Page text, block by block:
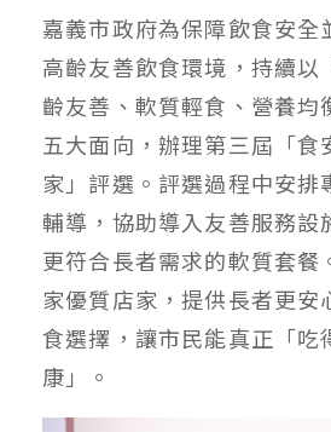
嘉義市政府為保障飲食安全
高齡友善飲食環境，持續以
齡友善、軟質輕食、營養均
五大面向，辦理第三屆「食
家」評選。評選過程中安排
輔導，協助導入友善服務設
更符合長者需求的軟質套餐
家優質店家，提供長者更安
食選擇，讓市民能真正「吃
康」。